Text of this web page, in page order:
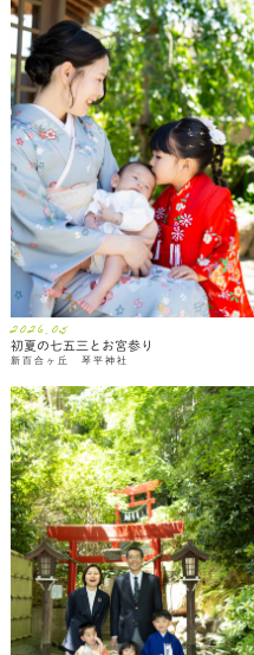
2026.05
初夏の七五三とお宮参り
新百合ヶ丘 琴平神社